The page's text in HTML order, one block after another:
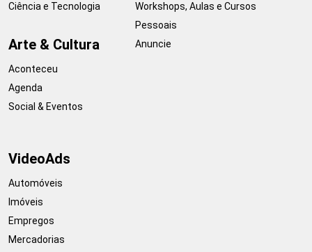
Ciência e Tecnologia
Arte & Cultura
Aconteceu
Agenda
Social & Eventos
Workshops, Aulas e Cursos
Pessoais
Anuncie
VideoAds
Automóveis
Imóveis
Empregos
Mercadorias